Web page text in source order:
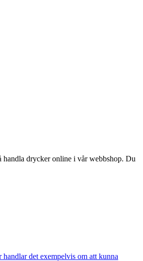
handla drycker online i vår webbshop. Du
det exempelvis om att kunna